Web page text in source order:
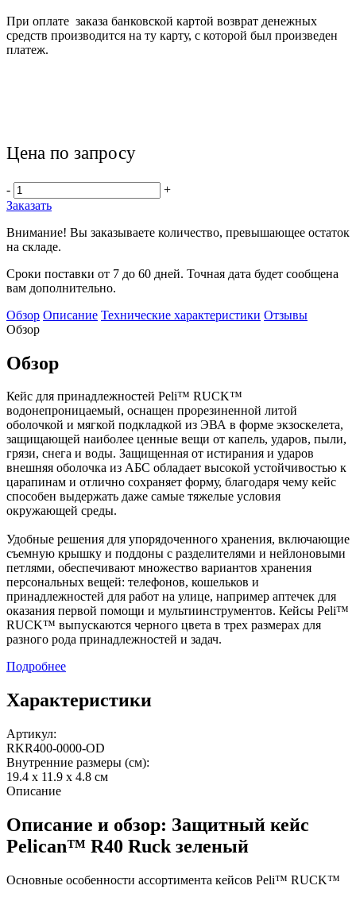
При оплате заказа банковской картой возврат денежных
средств производится на ту карту, с которой был произведен
платеж.
Цена по запросу
-
+
Заказать
Внимание! Вы заказываете количество, превышающее остаток
на складе.
Сроки поставки от 7 до 60 дней. Точная дата будет сообщена
вам дополнительно.
Обзор Описание Технические характеристики Отзывы
Обзор
Обзор
Кейс для принадлежностей Peli™ RUCK™
водонепроницаемый, оснащен прорезиненной литой
оболочкой и мягкой подкладкой из ЭВА в форме экзоскелета,
защищающей наиболее ценные вещи от капель, ударов, пыли,
грязи, снега и воды. Защищенная от истирания и ударов
внешняя оболочка из АБС обладает высокой устойчивостью к
царапинам и отлично сохраняет форму, благодаря чему кейс
способен выдержать даже самые тяжелые условия
окружающей среды.
Удобные решения для упорядоченного хранения, включающие
съемную крышку и поддоны с разделителями и нейлоновыми
петлями, обеспечивают множество вариантов хранения
персональных вещей: телефонов, кошельков и
принадлежностей для работ на улице, например аптечек для
оказания первой помощи и мультиинструментов. Кейсы Peli™
RUCK™ выпускаются черного цвета в трех размерах для
разного рода принадлежностей и задач.
Подробнее
Характеристики
Артикул:
RKR400-0000-OD
Внутренние размеры (см):
19.4 x 11.9 x 4.8 см
Описание
Описание и обзор: Защитный кейс
Pelican™ R40 Ruck зеленый
Основные особенности ассортимента кейсов Peli™ RUCK™